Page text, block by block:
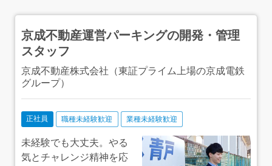
京成不動産運営パーキングの開発・管理
スタッフ
京成不動産株式会社（東証プライム上場の京成電鉄
グループ）
正社員 職種未経験歓迎 業種未経験歓迎
未経験でも大丈夫。やる
気とチャレンジ精神を応